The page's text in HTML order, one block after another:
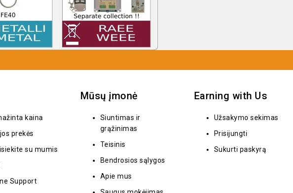
kaina
prekės
su mumis
Support
Mūsų įmonė
Siuntimas ir
grąžinimas
Teisinis
Bendrosios sąlygos
Apie mus
Earning with Us
Užsakymo sekimas
Prisijungti
Sukurti paskyrą